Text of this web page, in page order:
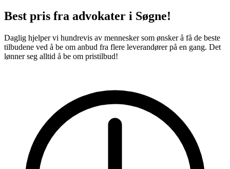
Best pris fra advokater i Søgne!
Daglig hjelper vi hundrevis av mennesker som ønsker å få de beste
tilbudene ved å be om anbud fra flere leverandører på en gang. Det
lønner seg alltid å be om pristilbud!